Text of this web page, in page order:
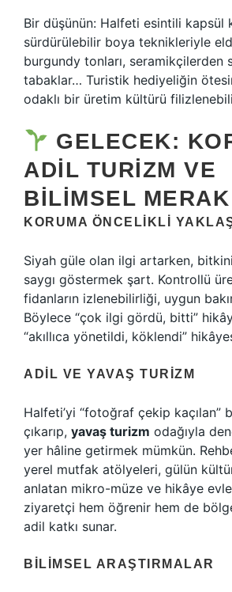
Bir düşünün: Halfeti esintili kapsül
sürdürülebilir boya teknikleriyle
burgundy tonları, seramikçilerden
tabaklar… Turistik hediyeliğin
odaklı bir üretim kültürü
GELECEK:
ADIL TURIZM VE
BILIMSEL MERAK
KORUMA ÖNCELIKLI
Siyah güle olan ilgi artarken,
saygı göstermek şart. Kontrollü
fidanların izlenebilirliği, uygun
Böylece “çok ilgi gördü, bitti”
“akıllıca yönetildi, köklendi”
ADIL VE YAVAŞ TURIZM
Halfeti’yi “fotoğraf çekip kaçılan”
çıkarıp, yavaş turizm odağıyla
yer hâline getirmek mümkün.
yerel mutfak atölyeleri, gülün
anlatan mikro-müze ve hikâye
ziyaretçi hem öğrenir hem de
adil katkı sunar.
BILIMSEL ARAŞTIRMALAR